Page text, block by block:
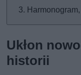
Ukłon
historii